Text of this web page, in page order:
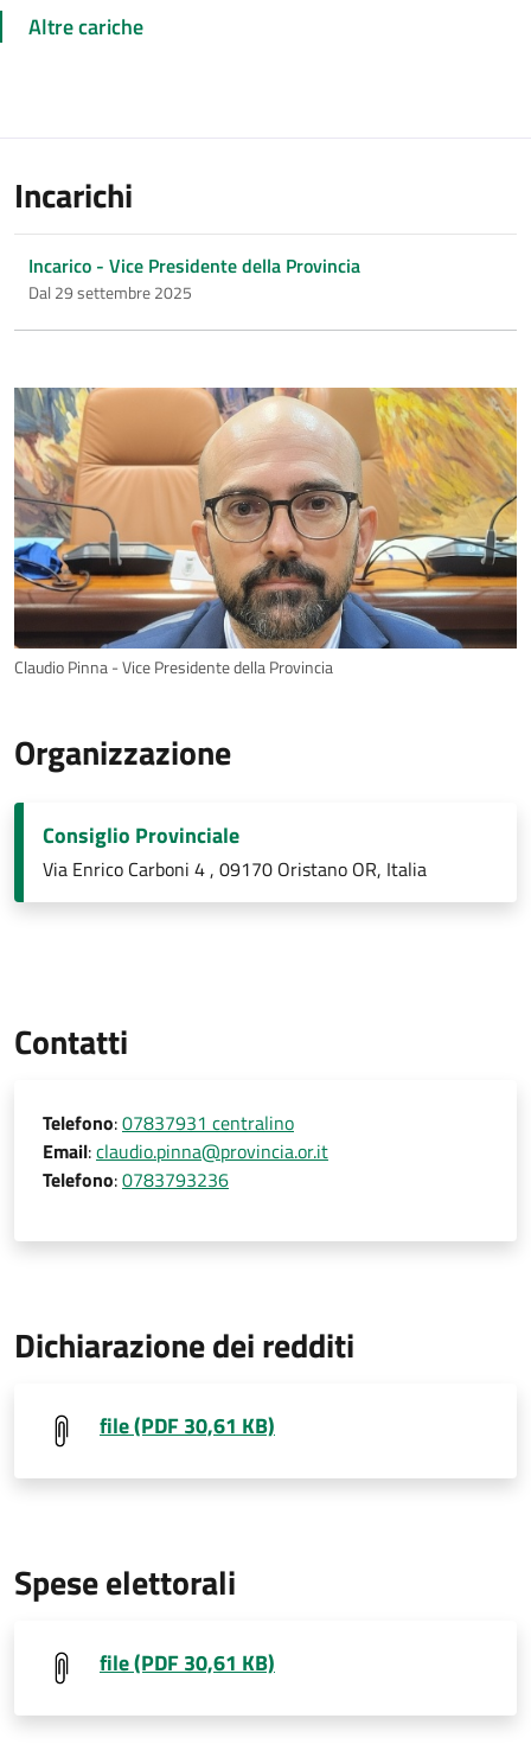
Altre cariche
Incarichi
Incarico - Vice Presidente della Provincia
Dal 29 settembre 2025
Claudio Pinna - Vice Presidente della Provincia
Organizzazione
Consiglio Provinciale
Via Enrico Carboni 4 , 09170 Oristano OR, Italia
Contatti
Telefono:07837931 centralino
Email:claudio.pinna@provincia.or.it
Telefono:0783793236
Dichiarazione dei redditi
file (PDF 30,61 KB)
Spese elettorali
file (PDF 30,61 KB)